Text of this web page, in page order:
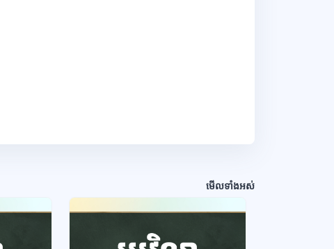
មើលទាំងអស់